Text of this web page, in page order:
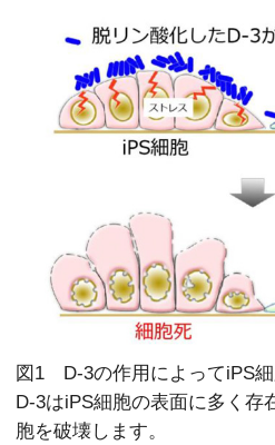
図1 D-3の作用によってiPS
D-3はiPS細胞の表面に多く存
胞を破壊します。